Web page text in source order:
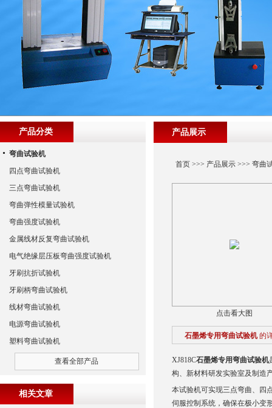
产品展示
首页>>> 产品展示>>> 弯曲
点击看大图
石墨烯专用弯曲试验机 的
XJ818C石墨烯专用弯曲试验机
构、新材料研发实验室及制造
本试验机可实现‌三点弯曲、四
伺服控制系统，确保在极小变
产品分类
弯曲试验机
四点弯曲试验机
三点弯曲试验机
弯曲弹性模量试验机
弯曲强度试验机
金属线材反复弯曲试验机
电气绝缘层压板弯曲强度试验机
牙刷抗折试验机
牙刷柄弯曲试验机
线材弯曲试验机
电源弯曲试验机
塑料弯曲试验机
查看全部产品
相关文章